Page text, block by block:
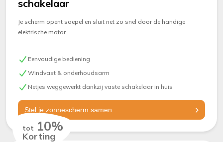
schakelaar
Je scherm opent soepel en sluit net zo snel door de handige
elektrische motor.
Eenvoudige bediening
Windvast & onderhoudsarm
Netjes weggewerkt dankzij vaste schakelaar in huis
Stel je zonnescherm samen
tot 10%
Korting